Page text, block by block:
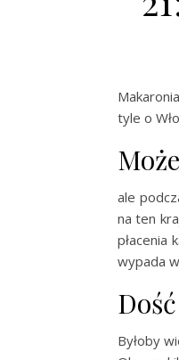
tyle o
ale
na ten
płacenia
wypada
Byłoby